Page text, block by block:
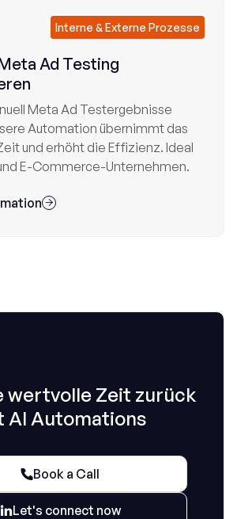
Ad Testing
Meta Ad Testergebnisse
Automation übernimmt das
und erhöht die Effizienz. Ideal
E-Commerce-Unternehmen.

Interne & Externe Prozesse
wertvolle Zeit zurück
AI Automations
Book a Call
Let's connect now